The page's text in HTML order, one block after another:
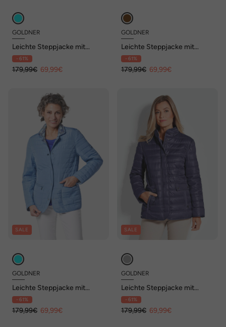
GOLDNER
Leichte Steppjacke mit
Kapuze, 71cm
- 61%
179,99€ 69,99€
GOLDNER
Leichte Steppjacke mit
Kapuze, 71cm
- 61%
179,99€ 69,99€
SALE
GOLDNER
Leichte Steppjacke mit
Wendefunktion
- 61%
179,99€ 69,99€
SALE
GOLDNER
Leichte Steppjacke mit
Kapuze, 71cm
- 61%
179,99€ 69,99€